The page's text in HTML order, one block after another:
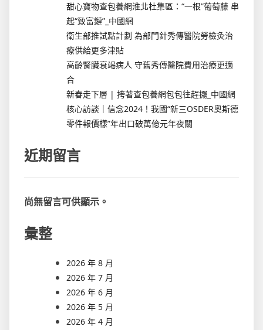
甜心寶物查包養網淮北杜集區：“一根”葡萄藤 串
起“致富鏈”_中國網
衛生部推試點計劃 為部門針秀傳醫院勞檢灸治
療供給更多津貼
高齡腎臟衰竭病人 守舊秀傳醫院費用治療更適
合
新春走下層 | 挎著查包養網包包往趕擺_中國網
核心訪談｜信念2024！我國“新三OSDER奧斯德
零件報價樣”年出口破萬億元年夜關
近期留言
尚無留言可供顯示。
彙整
2026 年 8 月
2026 年 7 月
2026 年 6 月
2026 年 5 月
2026 年 4 月